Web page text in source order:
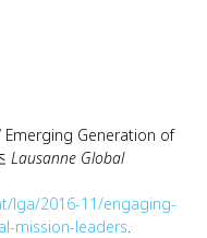
Emerging Generation of
Lausanne Global
lga/2016-11/engaging-
mission-leaders